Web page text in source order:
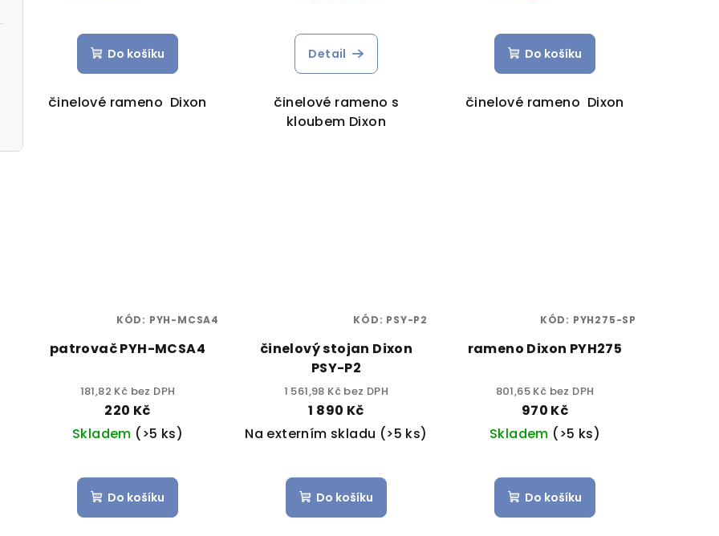
Do košíku
činelové rameno Dixon
Detail
činelové rameno s
kloubem Dixon
Do košíku
činelové rameno Dixon
patrovač PYH-MCSA4
181,82 Kč bez DPH
220 Kč
Skladem (>5 ks)
Do košíku
KÓD: PYH-MCSA4
činelový stojan Dixon
PSY-P2
1 561,98 Kč bez DPH
1 890 Kč
Na externím skladu (>5 ks)
Do košíku
KÓD: PSY-P2
rameno Dixon PYH275
801,65 Kč bez DPH
970 Kč
Skladem (>5 ks)
Do košíku
KÓD: PYH275-SP